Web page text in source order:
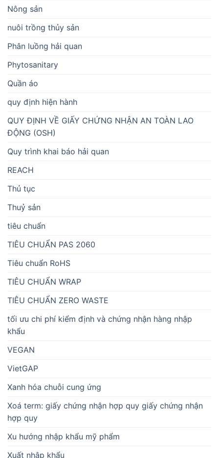
Nông sản
nuôi trồng thủy sản
Phân luồng hải quan
Phytosanitary
Quần áo
quy định hiện hành
QUY ĐỊNH VỀ GIẤY CHỨNG NHẬN AN TOÀN LAO
ĐỘNG (OSH)
Quy trình khai báo hải quan
REACH
Thủ tục
Thuỷ sản
tiêu chuẩn
TIÊU CHUẨN PAS 2060
Tiêu chuẩn RoHS
TIÊU CHUẨN WRAP
TIÊU CHUẨN ZERO WASTE
tối ưu chi phí kiểm định và chứng nhận hàng nhập
khẩu
VEGAN
VietGAP
Xanh hóa chuỗi cung ứng
Xoá term: giấy chứng nhận hợp quy giấy chứng nhận
hợp quy
Xu hướng nhập khẩu mỹ phẩm
Xuất nhập khẩu